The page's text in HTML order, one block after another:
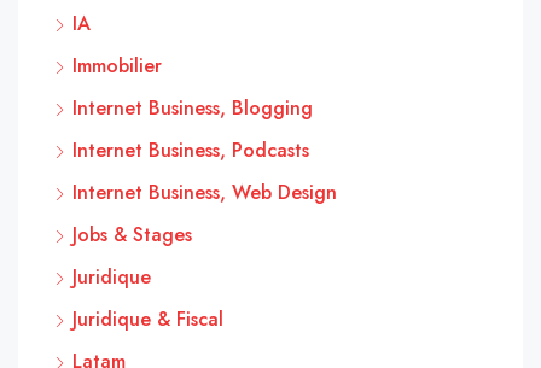
IA
Immobilier
Internet Business, Blogging
Internet Business, Podcasts
Internet Business, Web Design
Jobs & Stages
Juridique
Juridique & Fiscal
Latam